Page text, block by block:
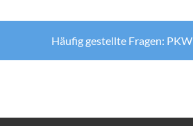
Häufig gestellte Fragen: PKW